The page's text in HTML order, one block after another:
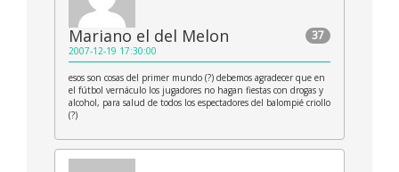
37
Mariano el del Melon
2007-12-19 17:30:00
esos son cosas del primer mundo (?) debemos agradecer que en
el fútbol vernáculo los jugadores no hagan fiestas con drogas y
alcohol, para salud de todos los espectadores del balompié criollo
(?)